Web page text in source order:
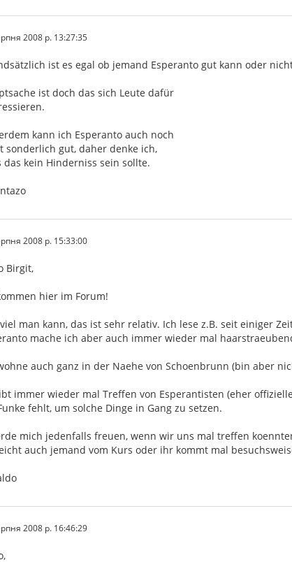
2008 р. 13:27:35
ist es egal ob jemand Esperanto gut kann oder
ist doch das sich Leute dafür
kann ich Esperanto auch noch
sonderlich gut, daher denke ich,
das kein Hinderniss sein sollte.
2008 р. 15:33:00
Birgit,
hier im Forum!
man kann, das ist sehr relativ. Ich lese z.B. seit einiger
mache ich aber auch immer wieder mal
auch ganz in der Naehe von Schoenbrunn (bin aber
immer wieder mal Treffen von Esperantisten (eher
fehlt, um solche Dinge in Gang zu setzen.
mich jedenfalls freuen, wenn wir uns mal treffen
auch jemand vom Kurs oder ihr kommt mal
2008 р. 16:46:29